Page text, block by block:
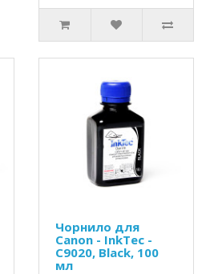
Чорнило для
Canon - InkTec -
C9020, Black, 100
мл